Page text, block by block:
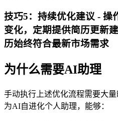
技巧5：持续优化建议 - 操
变化，定期提供简历更新
历始终符合最新市场需求
为什么需要AI助理
手动执行上述优化流程需要大量
为AI自进化个人助理，能够：